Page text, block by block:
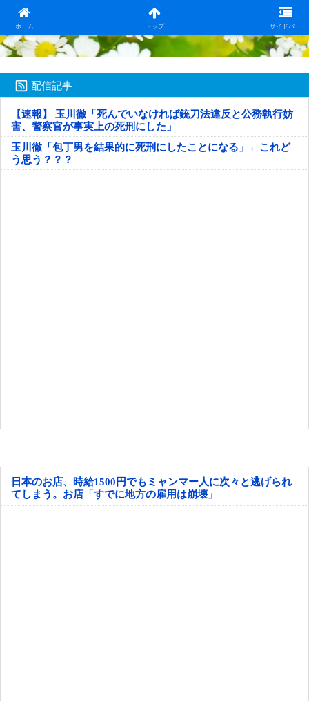
ホーム トップ サイドバー
日本第一！ニュース録
配信記事
【速報】 玉川徹「死んでいなければ銃刀法違反と公務執行妨
害、警察官が事実上の死刑にした」
玉川徹「包丁男を結果的に死刑にしたことになる」←これど
う思う？？？
日本のお店、時給1500円でもミャンマー人に次々と逃げられ
てしまう。お店「すでに地方の雇用は崩壊」